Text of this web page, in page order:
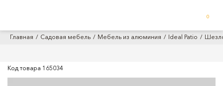
0
Главная Садовая мебель Мебель из алюминия Ideal Patio
Код товара 165034